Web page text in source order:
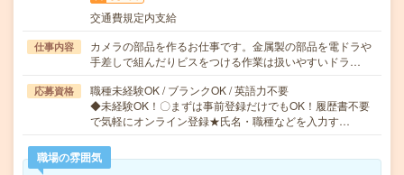
交通費規定内支給
仕事内容
カメラの部品を作るお仕事です。金属製の部品を電ドラや
手差しで組んだりビスをつける作業は扱いやすいドラ…
応募資格
職種未経験OK / ブランクOK / 英語力不要
◆未経験OK！〇まずは事前登録だけでもOK！履歴書不要
で気軽にオンライン登録★氏名・職種などを入力す…
職場の雰囲気